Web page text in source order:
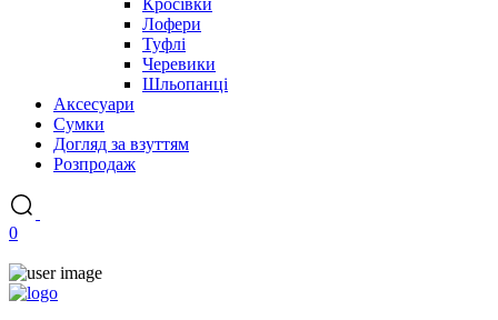
Кросівки
Лофери
Туфлі
Черевики
Шльопанці
Аксесуари
Сумки
Догляд за взуттям
Розпродаж
0